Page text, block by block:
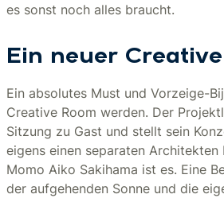
es sonst noch alles braucht.
Ein neuer
Ein absolutes Must und Vorzeige-
Creative Room werden. Der
Sitzung zu Gast und stellt sein
eigens einen separaten Architekten
Momo Aiko Sakihama ist es. Eine
der aufgehenden Sonne und die